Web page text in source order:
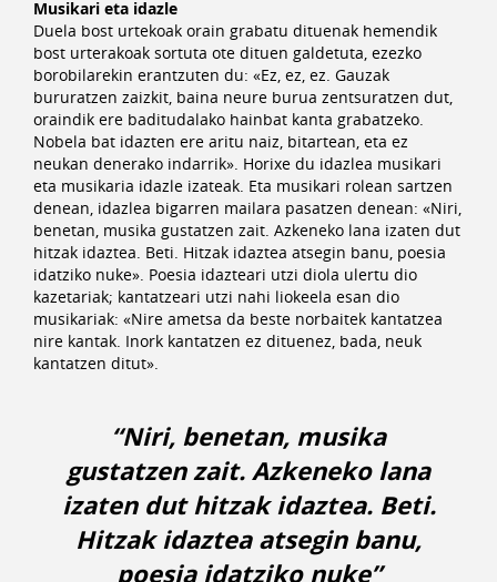
Musikari eta idazle
Duela bost urtekoak orain grabatu dituenak hemendik
bost urterakoak sortuta ote dituen galdetuta, ezezko
borobilarekin erantzuten du: «Ez, ez, ez. Gauzak
bururatzen zaizkit, baina neure burua zentsuratzen dut,
oraindik ere baditudalako hainbat kanta grabatzeko.
Nobela bat idazten ere aritu naiz, bitartean, eta ez
neukan denerako indarrik». Horixe du idazlea musikari
eta musikaria idazle izateak. Eta musikari rolean sartzen
denean, idazlea bigarren mailara pasatzen denean: «Niri,
benetan, musika gustatzen zait. Azkeneko lana izaten dut
hitzak idaztea. Beti. Hitzak idaztea atsegin banu, poesia
idatziko nuke». Poesia idazteari utzi diola ulertu dio
kazetariak; kantatzeari utzi nahi liokeela esan dio
musikariak: «Nire ametsa da beste norbaitek kantatzea
nire kantak. Inork kantatzen ez dituenez, bada, neuk
kantatzen ditut».
“Niri, benetan, musika
gustatzen zait. Azkeneko lana
izaten dut hitzak idaztea. Beti.
Hitzak idaztea atsegin banu,
poesia idatziko nuke”